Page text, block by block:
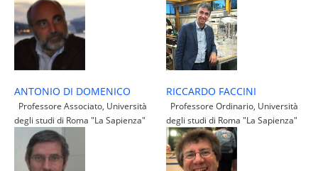
ANTONIO DI DOMENICO
Professore Associato, Università
degli studi di Roma "La Sapienza"
RICCARDO FACCINI
Professore Ordinario, Università
degli studi di Roma "La Sapienza"